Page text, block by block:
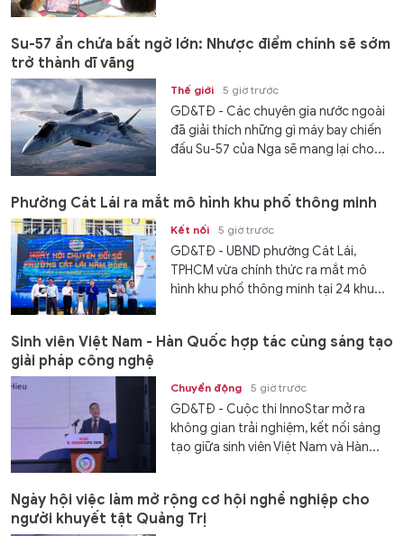
Su-57 ẩn chứa bất ngờ lớn: Nhược điểm chính sẽ sớm
trở thành dĩ vãng
Thế giới 5 giờ trước
GD&TĐ - Các chuyên gia nước ngoài
đã giải thích những gì máy bay chiến
đấu Su-57 của Nga sẽ mang lại cho...
Phường Cát Lái ra mắt mô hình khu phố thông minh
Kết nối 5 giờ trước
GD&TĐ - UBND phường Cát Lái,
TPHCM vừa chính thức ra mắt mô
hình khu phố thông minh tại 24 khu...
Sinh viên Việt Nam - Hàn Quốc hợp tác cùng sáng tạo
giải pháp công nghệ
Chuyển động 5 giờ trước
GD&TĐ - Cuộc thi InnoStar mở ra
không gian trải nghiệm, kết nối sáng
tạo giữa sinh viên Việt Nam và Hàn...
Ngày hội việc làm mở rộng cơ hội nghề nghiệp cho
người khuyết tật Quảng Trị